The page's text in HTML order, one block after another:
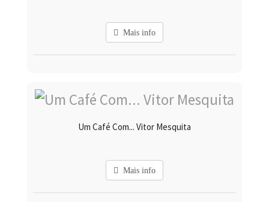
Mais info
Um Café Com... Vitor Mesquita
Mais info